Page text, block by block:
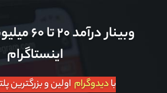
وبینار
اینستاگرام
بادیدوگرام اولین و بزرگترین